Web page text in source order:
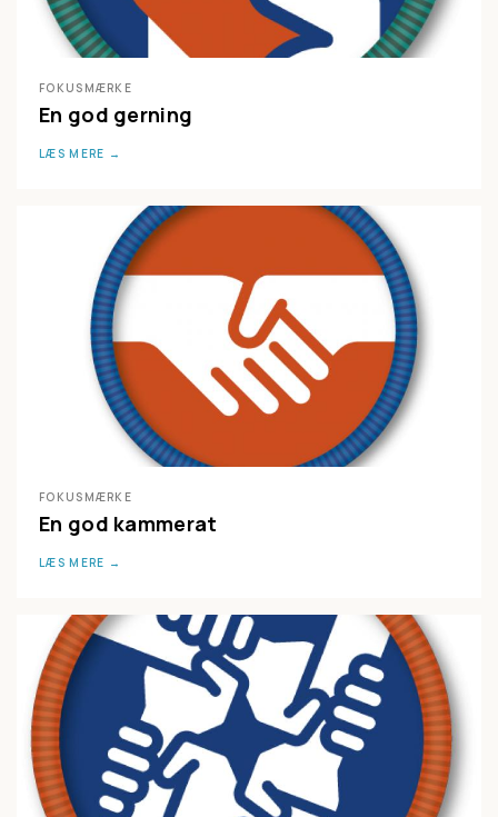
FOKUSMÆRKE
En god gerning
LÆS MERE
FOKUSMÆRKE
En god kammerat
LÆS MERE